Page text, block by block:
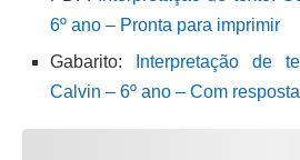
6º ano – Pronta para imprimir
Gabarito:
Interpretação de
Calvin – 6º ano – Com